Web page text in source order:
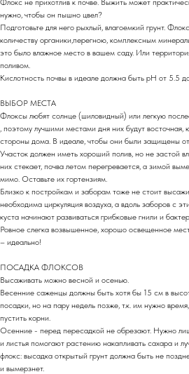
Флокс не прихотлив к почве. Выжить может
нужно, чтобы он пышно цвел?
Подготовьте для него рыхлый, влагоемкий грунт.
количеству органики,перегною, комплексным
это было влажное место в вашем саду. Или
поливом.
Кислотность почвы в идеале должна быть pH от 5.5
ВЫБОР МЕСТА
Флоксы любят солнце (шиловидный) или легкую
, поэтому лучшими местами дня них будут восточная,
стороны дома. В идеале, чтобы они были защищены
Участок должен иметь хороший полив, но не застой
них стекает, почва летом перегревается, а зимой
мимо. Оставьте их гортензиям.
Близко к постройкам и заборам тоже не стоит
необходима циркуляция воздуха, а вдоль заборов с
куста начинают развиваться грибковые гнили и
Ровное слегка возвышенное, хорошо освещенное
– идеально!
ПОСАДКА ФЛОКСОВ
Высаживать можно весной и осенью.
Весенние саженцы должны быть хотя бы 15 см в
посадки, но на пару недель позже, т.к. им нужно
пустить корни.
Осенние - перед пересадкой не обрезают. Нужно
и листья помогают растению накапливать сахара и
флокс: высадка открытый грунт должна быть не
и вымерзнет.